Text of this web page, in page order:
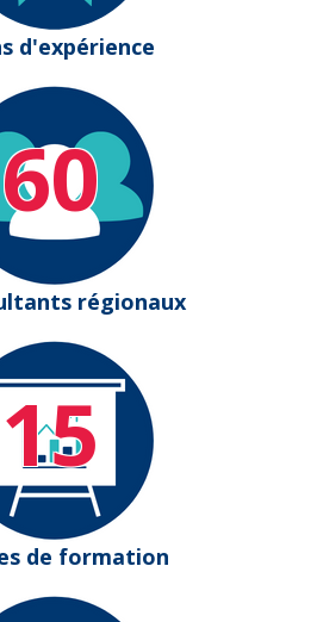
d'expérience
60
régionaux
15
de formation